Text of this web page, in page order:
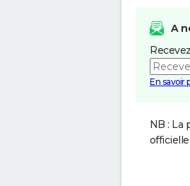
A
En savoir
NB : La